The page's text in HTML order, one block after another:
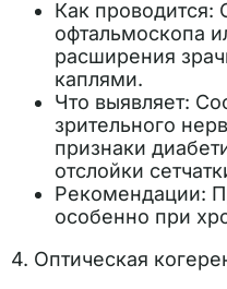
Как
офтальмоскопа
расширения
каплями.
Что выявляет:
зрительного
признаки
отслойки
Рекомендации:
особенно при
4. Оптическая